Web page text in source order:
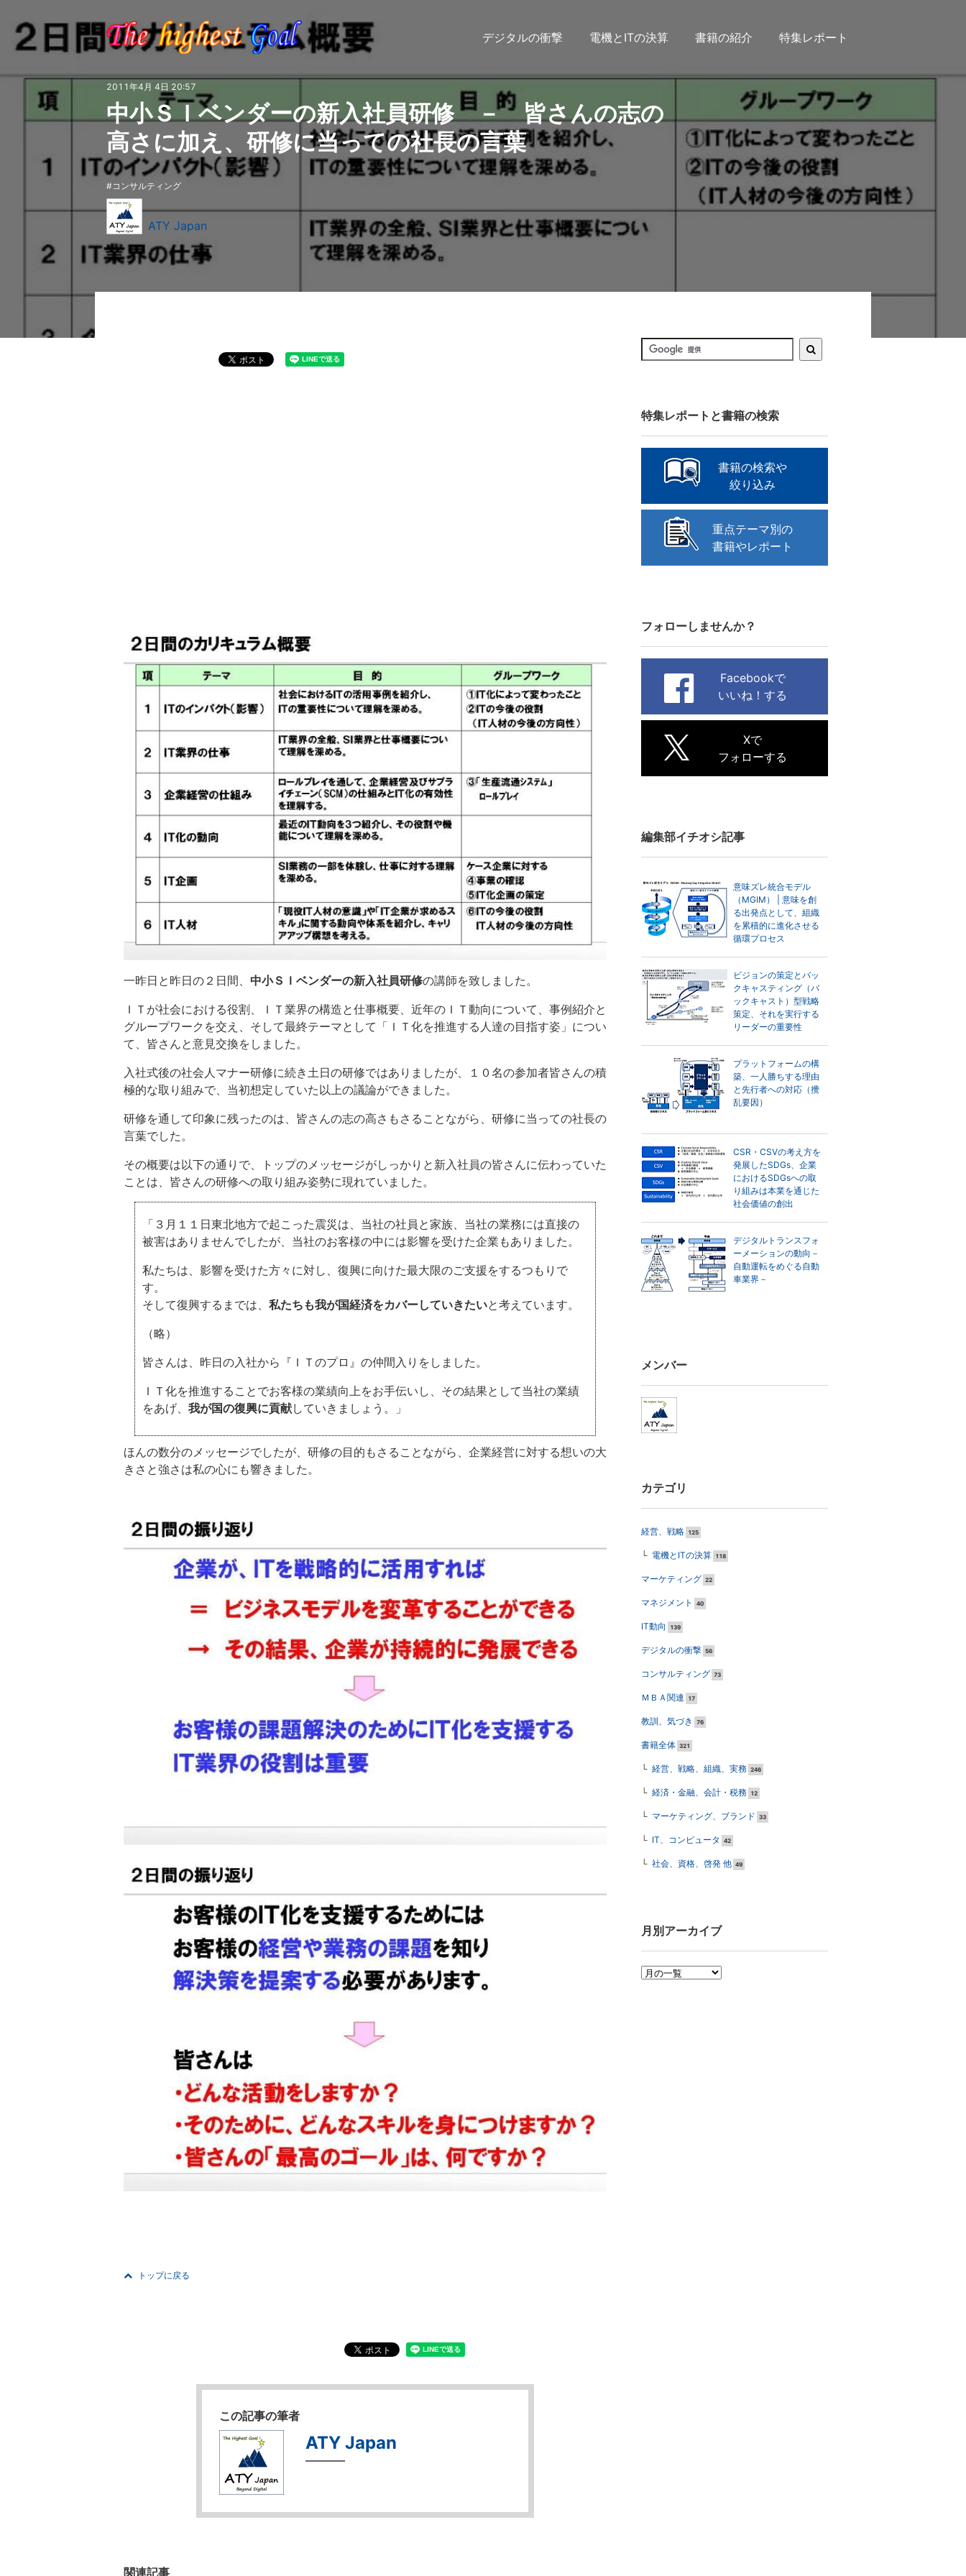
デジタルの衝撃 電機とITの決算 書籍の紹介 特集レポート
2011年4月 4日 20:57
中小ＳＩベンダーの新入社員研修 － 皆さんの志の
高さに加え、研修に当っての社長の言葉
コンサルティング
ATY Japan
一昨日と昨日の２日間、 中小ＳＩベンダーの新入社員研修の講師を致しました。
ＩＴが社会における役割、ＩＴ業界の構造と仕事概要、近年のＩＴ動向について、事例紹介と
グループワークを交え、そして最終テーマとして「ＩＴ化を推進する人達の目指す姿」につい
て、皆さんと意見交換をしました。
入社式後の社会人マナー研修に続き土日の研修ではありましたが、１０名の参加者皆さんの積
極的な取り組みで、当初想定していた以上の議論ができました。
研修を通して印象に残ったのは、皆さんの志の高さもさることながら、研修に当っての社長の
言葉でした。
その概要は以下の通りで、トップのメッセージがしっかりと新入社員の皆さんに伝わっていた
ことは、皆さんの研修への取り組み姿勢に現れていました。
「３月１１日東北地方で起こった震災は、当社の社員と家族、当社の業務には直接の
被害はありませんでしたが、当社のお客様の中には影響を受けた企業もありました。
私たちは、影響を受けた方々に対し、復興に向けた最大限のご支援をするつもりで
す。
そして復興するまでは、 私たちも我が国経済をカバーしていきたいと考えています。
（略）
皆さんは、昨日の入社から『ＩＴのプロ』の仲間入りをしました。
ＩＴ化を推進することでお客様の業績向上をお手伝いし、その結果として当社の業績
をあげ、 我が国の復興に貢献していきましょう。」
ほんの数分のメッセージでしたが、研修の目的もさることながら、企業経営に対する想いの大
きさと強さは私の心にも響きました。
トップに戻る
この記事の筆者
ATY Japan
関連記事
特集レポートと書籍の検索
書籍の検索や
絞り込み
重点テーマ別の
書籍やレポート
フォローしませんか？
Facebookで
いいね！する
Xで
フォローする
編集部イチオシ記事
意味ズレ統合モデル
（MGIM） | 意味を創
る出発点として、組織
を累積的に進化させる
循環プロセス
ビジョンの策定とバッ
クキャスティング（バ
ックキャスト）型戦略
策定、それを実行する
リーダーの重要性
プラットフォームの構
築、一人勝ちする理由
と先行者への対応（攪
乱要因）
CSR・CSVの考え方を
発展したSDGs、企業
におけるSDGsへの取
り組みは本業を通じた
社会価値の創出
デジタルトランスフォ
ーメーションの動向－
自動運転をめぐる自動
車業界－
メンバー
カテゴリ
経営、戦略 125
電機とITの決算 118
マーケティング 22
マネジメント 40
IT動向 139
デジタルの衝撃 56
コンサルティング 73
ＭＢＡ関連 17
教訓、気づき 76
書籍全体 321
経営、戦略、組織、実務 246
経済・金融、会計・税務 12
マーケティング、ブランド 33
IT、コンピュータ 42
社会、資格、啓発 他 49
月別アーカイブ